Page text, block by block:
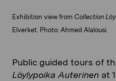
Exhibition view from Collection
Elverket. Photo: Ahmed Alalousi.
Public guided tours of
Löylypoika Auterinen at